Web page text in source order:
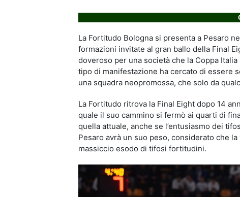
La Fortitudo Bologna si presenta a Pesaro
formazioni invitate al gran ballo della Final
doveroso per una società che la Coppa
tipo di manifestazione ha cercato di essere
una squadra neopromossa, che solo da
La Fortitudo ritrova la Final Eight dopo 14
quale il suo cammino si fermò ai quarti di
quella attuale, anche se l’entusiasmo dei
Pesaro avrà un suo peso, considerato che
massiccio esodo di tifosi fortitudini.